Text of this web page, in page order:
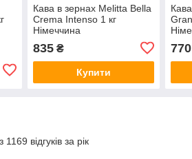
Кава в зернах Melitta Bella
Crema Intenso 1 кг
Німеччина
835₴
Купити
770
відгуків за рік